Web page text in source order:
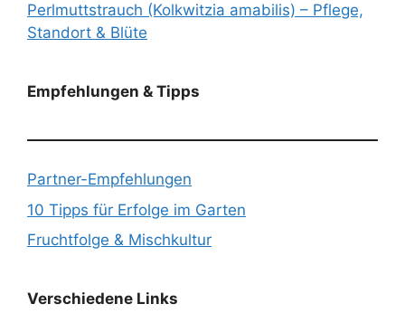
Perlmuttstrauch (Kolkwitzia amabilis) – Pflege,
Standort & Blüte
Empfehlungen & Tipps
Partner-Empfehlungen
10 Tipps für Erfolge im Garten
Fruchtfolge & Mischkultur
Verschiedene Links